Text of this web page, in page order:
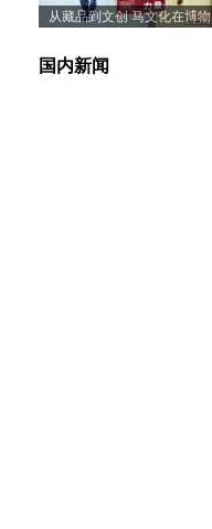
从藏品到文创 马文化在博物
国内新闻